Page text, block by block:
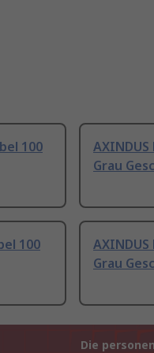
100
Grau
100
Grau
Die